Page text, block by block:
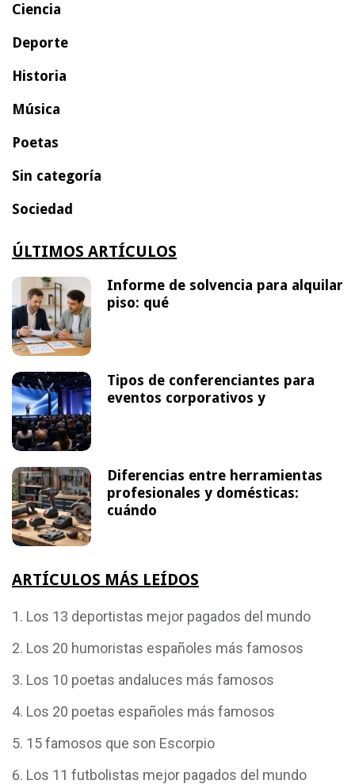
Ciencia
Deporte
Historia
Música
Poetas
Sin categoría
Sociedad
ÚLTIMOS ARTÍCULOS
Informe de solvencia para alquilar
piso: qué
Tipos de conferenciantes para
eventos corporativos y
Diferencias entre herramientas
profesionales y domésticas:
cuándo
ARTÍCULOS MÁS LEÍDOS
Los 13 deportistas mejor pagados del mundo
Los 20 humoristas españoles más famosos
Los 10 poetas andaluces más famosos
Los 20 poetas españoles más famosos
15 famosos que son Escorpio
Los 11 futbolistas mejor pagados del mundo